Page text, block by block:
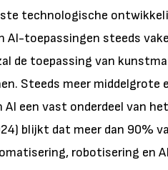
technologische
AI-toepassingen steeds
de toepassing van
Steeds meer middelgrote
AI een vast onderdeel van
blijkt dat meer dan 90%
robotisering en